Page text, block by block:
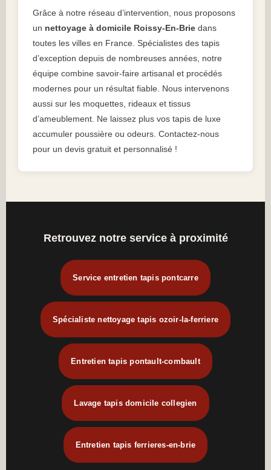
Grâce à notre réseau d’intervention, nous proposons
un nettoyage à domicile Roissy-En-Brie dans
toutes les villes en France. Spécialistes des tapis
d’exception depuis de nombreuses années, notre
équipe combine savoir-faire artisanal et procédés
modernes pour un résultat fiable. Nous intervenons
aussi sur les moquettes, rideaux et tissus
d’ameublement. Ne laissez plus vos tapis de luxe
accumuler poussière ou odeurs. Contactez-nous
pour un devis gratuit et personnalisé !
Retrouvez notre service à proximité
Service entretien tapis pontcarre
Spécialiste nettoyage tapis ozoir-la-ferriere
Entretien tapis pontault-combault
Lavage tapis domicile collegien
Entretien tapis ferrieres-en-brie